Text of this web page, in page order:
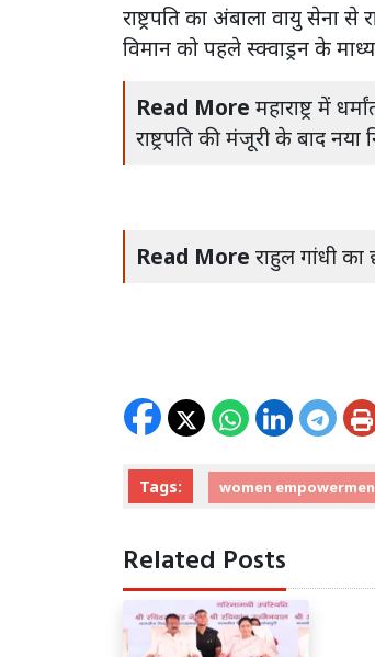
राष्ट्रपति का अंबाला वायु
विमान को पहले स्क्वाड्रन के
Read More महाराष्ट्र में
राष्ट्रपति की मंजूरी के बाद नया
Read More राहुल गांधी
Tags: women
Related Posts